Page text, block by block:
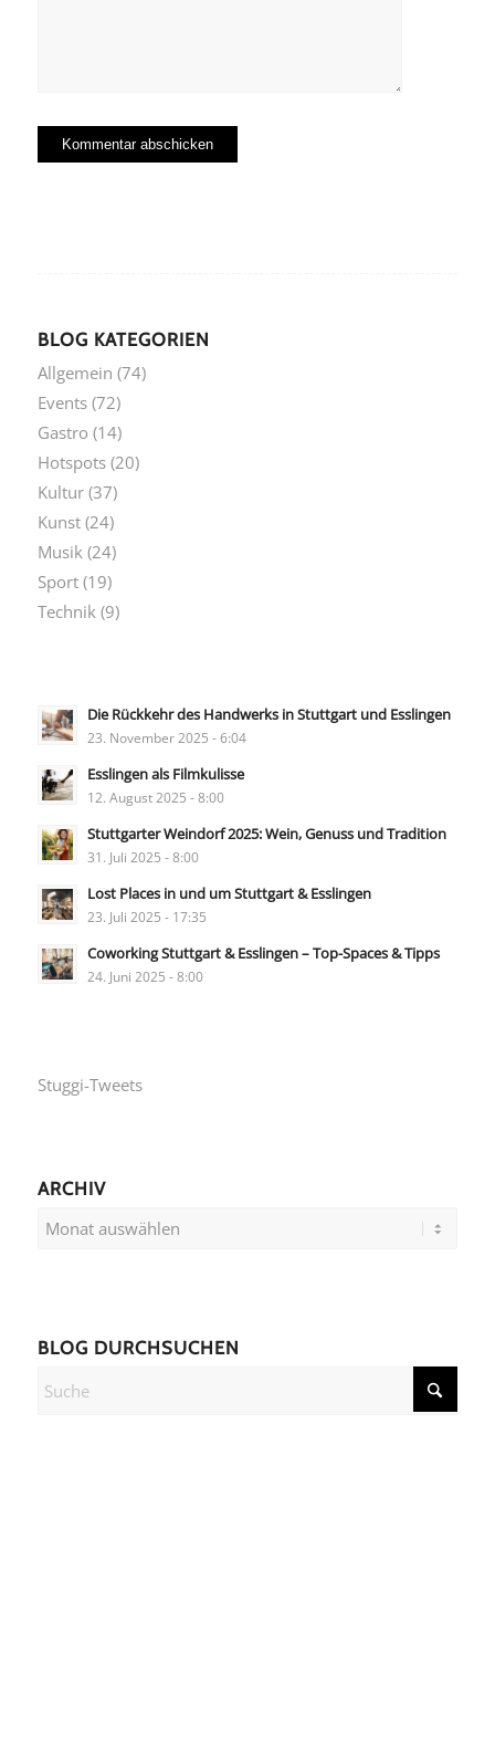
BLOG KATEGORIEN
Allgemein (74)
Events(72)
Gastro (14)
Hotspots(20)
Kultur(37)
Kunst(24)
Musik (24)
Sport(19)
Technik (9)
Die Rückkehr des Handwerks in Stuttgart und Esslingen
23. November 2025 - 6:04
Esslingen als Filmkulisse
12. August 2025 - 8:00
Stuttgarter Weindorf 2025: Wein, Genuss und Tradition
31. Juli 2025 - 8:00
Lost Places in und um Stuttgart & Esslingen
23. Juli 2025 - 17:35
Coworking Stuttgart & Esslingen – Top-Spaces & Tipps
24. Juni 2025 - 8:00
Stuggi-Tweets
ARCHIV
BLOG DURCHSUCHEN